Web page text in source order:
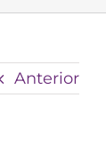
Anterior